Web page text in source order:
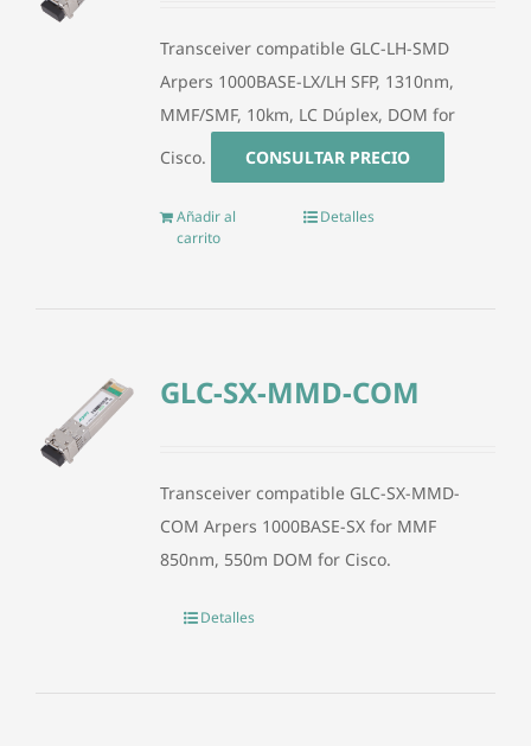
Transceiver compatible GLC-LH-SMD
Arpers 1000BASE-LX/LH SFP, 1310nm,
MMF/SMF, 10km, LC Dúplex, DOM for
Cisco.
CONSULTAR PRECIO
Añadir al
carrito
Detalles
GLC-SX-MMD-COM
Transceiver compatible GLC-SX-MMD-
COM Arpers 1000BASE-SX for MMF
850nm, 550m DOM for Cisco.
Detalles